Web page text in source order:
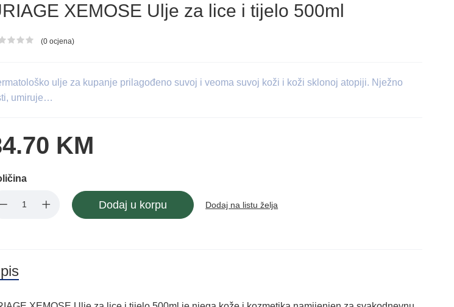
XEMOSE Ulje za lice i tijelo 500ml
proizvoda
(0 ocjena)
ulje za kupanje prilagođeno suvoj i veoma suvoj koži i koži sklonoj atopiji. Nježno
umiruje…
KM
Dodaj u korpu Dodaj na listu želja